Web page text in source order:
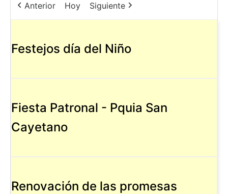
Anterior
Hoy Siguiente
Festejos día del Niño
Fiesta Patronal - Pquia San
Cayetano
Renovación de las promesas